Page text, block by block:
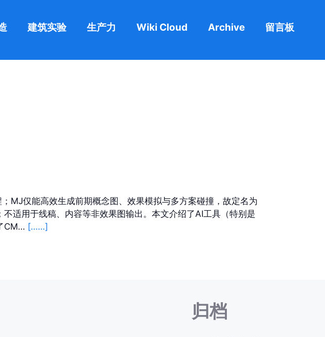
建筑实验 生产力 Wiki Cloud Archive 留言板
MJ仅能高效生成前期概念图、效果模拟与多方案碰撞，故定名为
适用于线稿、内容等非效果图输出。本文介绍了AI工具（特别是
CM… [……]
归档